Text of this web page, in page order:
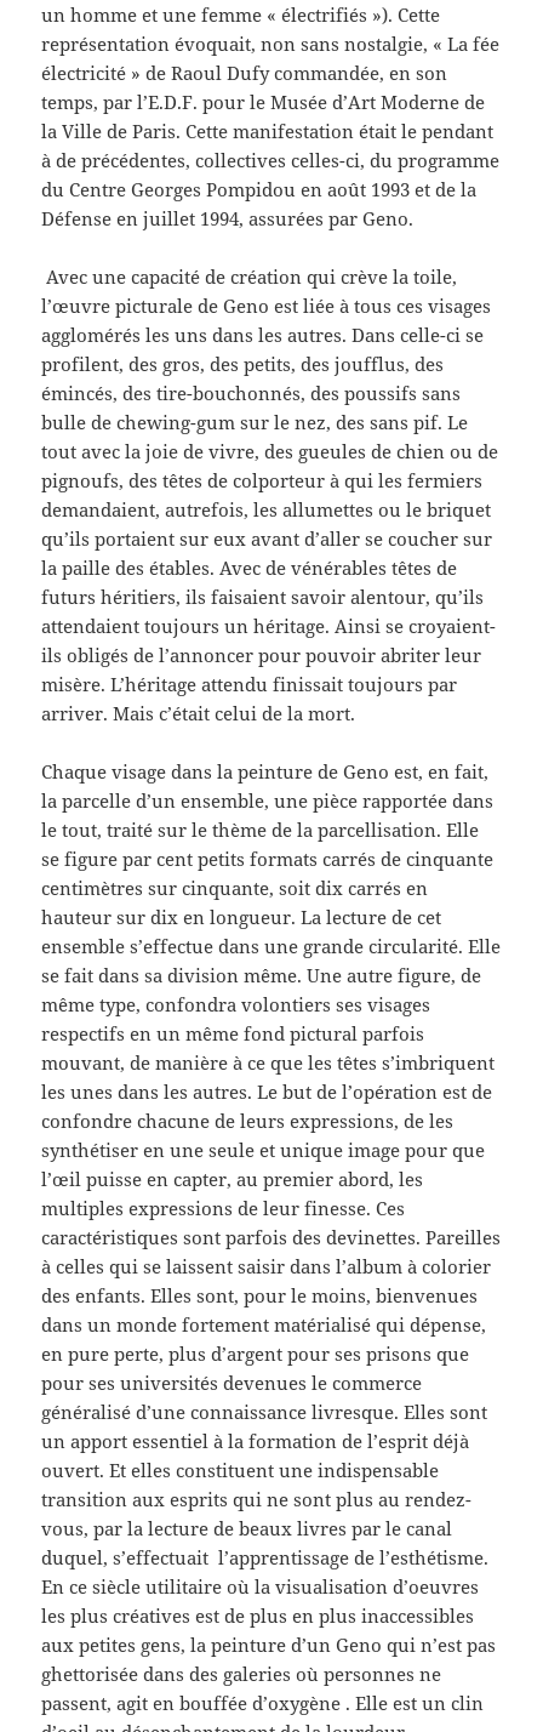
un homme et une femme « électrifiés »). Cette
représentation évoquait, non sans nostalgie, « La fée
électricité » de Raoul Dufy commandée, en son
temps, par l’E.D.F. pour le Musée d’Art Moderne de
la Ville de Paris. Cette manifestation était le pendant
à de précédentes, collectives celles-ci, du programme
du Centre Georges Pompidou en août 1993 et de la
Défense en juillet 1994, assurées par Geno.
Avec une capacité de création qui crève la toile,
l’œuvre picturale de Geno est liée à tous ces visages
agglomérés les uns dans les autres. Dans celle-ci se
profilent, des gros, des petits, des joufflus, des
émincés, des tire-bouchonnés, des poussifs sans
bulle de chewing-gum sur le nez, des sans pif. Le
tout avec la joie de vivre, des gueules de chien ou de
pignoufs, des têtes de colporteur à qui les fermiers
demandaient, autrefois, les allumettes ou le briquet
qu’ils portaient sur eux avant d’aller se coucher sur
la paille des étables. Avec de vénérables têtes de
futurs héritiers, ils faisaient savoir alentour, qu’ils
attendaient toujours un héritage. Ainsi se croyaient-
ils obligés de l’annoncer pour pouvoir abriter leur
misère. L’héritage attendu finissait toujours par
arriver. Mais c’était celui de la mort.
Chaque visage dans la peinture de Geno est, en fait,
la parcelle d’un ensemble, une pièce rapportée dans
le tout, traité sur le thème de la parcellisation. Elle
se figure par cent petits formats carrés de cinquante
centimètres sur cinquante, soit dix carrés en
hauteur sur dix en longueur. La lecture de cet
ensemble s’effectue dans une grande circularité. Elle
se fait dans sa division même. Une autre figure, de
même type, confondra volontiers ses visages
respectifs en un même fond pictural parfois
mouvant, de manière à ce que les têtes s’imbriquent
les unes dans les autres. Le but de l’opération est de
confondre chacune de leurs expressions, de les
synthétiser en une seule et unique image pour que
l’œil puisse en capter, au premier abord, les
multiples expressions de leur finesse. Ces
caractéristiques sont parfois des devinettes. Pareilles
à celles qui se laissent saisir dans l’album à colorier
des enfants. Elles sont, pour le moins, bienvenues
dans un monde fortement matérialisé qui dépense,
en pure perte, plus d’argent pour ses prisons que
pour ses universités devenues le commerce
généralisé d’une connaissance livresque. Elles sont
un apport essentiel à la formation de l’esprit déjà
ouvert. Et elles constituent une indispensable
transition aux esprits qui ne sont plus au rendez-
vous, par la lecture de beaux livres par le canal
duquel, s’effectuait l’apprentissage de l’esthétisme.
En ce siècle utilitaire où la visualisation d’oeuvres
les plus créatives est de plus en plus inaccessibles
aux petites gens, la peinture d’un Geno qui n’est pas
ghettorisée dans des galeries où personnes ne
passent, agit en bouffée d’oxygène . Elle est un clin